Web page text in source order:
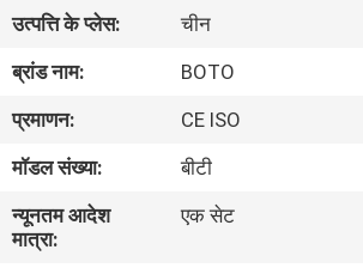
हमारे
बारे
में
कारखाना
भ्रमण
उत्पत्ति के प्लेस:
चीन
ब्रांड नाम:
BOTO
प्रमाणन:
CE ISO
मॉडल संख्या:
बीटी
न्यूनतम आदेश
मात्रा:
एक सेट